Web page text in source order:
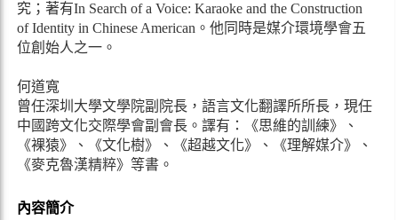
究；著有In Search of a Voice: Karaoke and the Construction
of Identity in Chinese American。他同時是媒介環境學會五
位創始人之一。
何道寬
曾任深圳大學文學院副院長，語言文化翻譯所所長，現任
中國跨文化交際學會副會長。譯有：《思維的訓練》、
《裸猿》、《文化樹》、《超越文化》、《理解媒介》、
《麥克魯漢精粹》等書。
內容簡介